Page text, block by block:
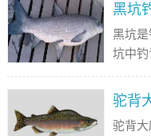
黑坑
黑坑
坑中
驼背
驼背